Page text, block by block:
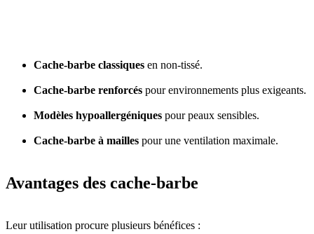
Cache-barbe classiques en non-tissé.
Cache-barbe renforcés pour environnements plus exigeants.
Modèles hypoallergéniques pour peaux sensibles.
Cache-barbe à mailles pour une ventilation maximale.
Avantages des cache-barbe
Leur utilisation procure plusieurs bénéfices :